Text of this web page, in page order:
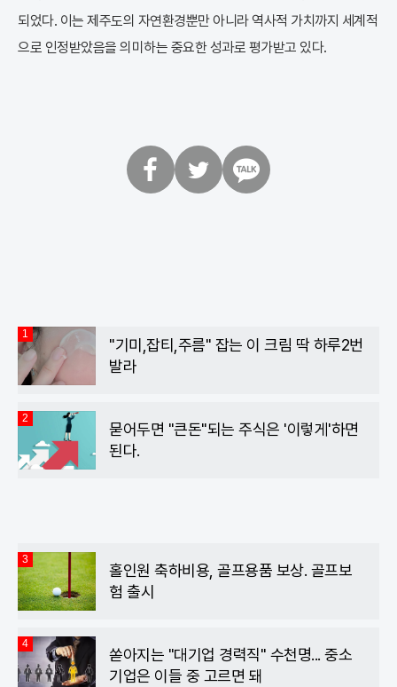
되었다. 이는 제주도의 자연환경뿐만 아니라 역사적 가치까지 세계적
으로 인정받았음을 의미하는 중요한 성과로 평가받고 있다.
1
"기미,잡티,주름" 잡는 이 크림 딱 하루2번
발라
2
묻어두면 "큰돈"되는 주식은 '이렇게'하면
된다.
3
홀인원 축하비용, 골프용품 보상. 골프보
험 출시
4
쏟아지는 "대기업 경력직" 수천명... 중소
기업은 이들 중 고르면 돼